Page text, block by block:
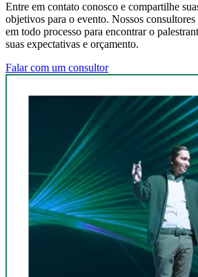
Entre em contato conosco e compartilhe
objetivos para o evento. Nossos
em todo processo para encontrar o
suas expectativas e orçamento.
Falar com um consultor